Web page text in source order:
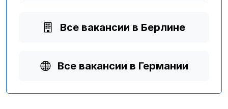
Все вакансии в Берлине
Все вакансии в Германии